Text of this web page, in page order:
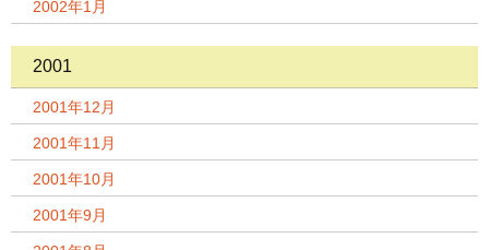
2002年1月
2001
2001年12月
2001年11月
2001年10月
2001年9月